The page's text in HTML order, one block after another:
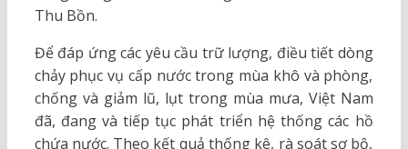
Thu Bồn.
Để đáp ứng các yêu cầu trữ lượng, điều tiết dòng
chảy phục vụ cấp nước trong mùa khô và phòng,
chống và giảm lũ, lụt trong mùa mưa, Việt Nam
đã, đang và tiếp tục phát triển hệ thống các hồ
chứa nước. Theo kết quả thống kê, rà soát sơ bộ,